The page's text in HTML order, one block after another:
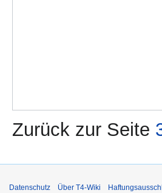
Zurück zur Seite
Datenschutz Über T4-Wiki